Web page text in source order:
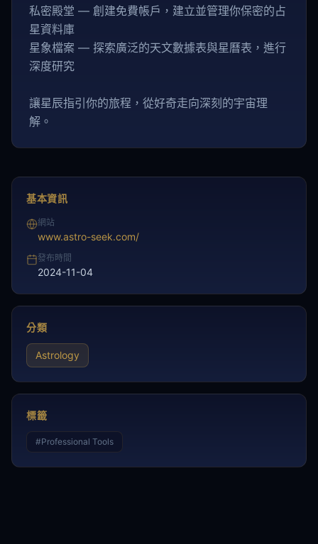
私密殿堂 — 創建免費帳戶，建立並管理你保密的占
星資料庫
星象檔案 — 探索廣泛的天文數據表與星曆表，進行
深度研究
讓星辰指引你的旅程，從好奇走向深刻的宇宙理
解。
基本資訊
網站
www.astro-seek.com/
發布時間
2024-11-04
分類
Astrology
標籤
#Professional Tools